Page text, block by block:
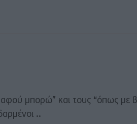
μπορώ” και τους “όπως με
..